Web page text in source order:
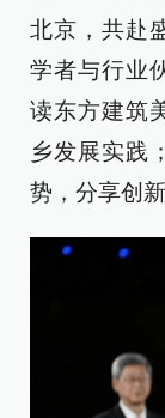
北京，共赴
学者与行业
读东方建筑
乡发展实践
势，分享创